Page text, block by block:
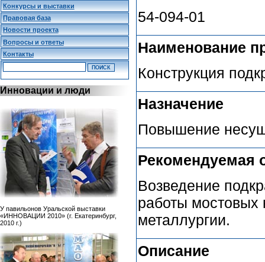
54-094-01
Наименование
Конструкция
Назначение
Повышение
Рекомендуемая
Возведение
работы мостовых
металлургии.
Описание
Конкурсы и выставки
Правовая база
Новости проекта
Вопросы и ответы
Контакты
Инновации и люди
У павильонов Уральской выставки
«ИННОВАЦИИ 2010» (г. Екатеринбург,
2010 г.)